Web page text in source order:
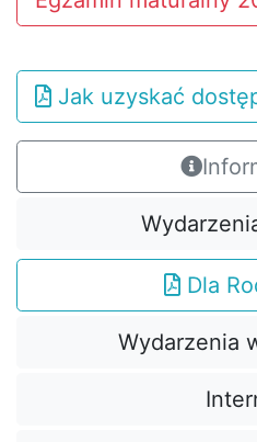
Jak uzyskać
Dla
Wydarzenia